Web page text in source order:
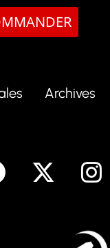
Archives
facebook